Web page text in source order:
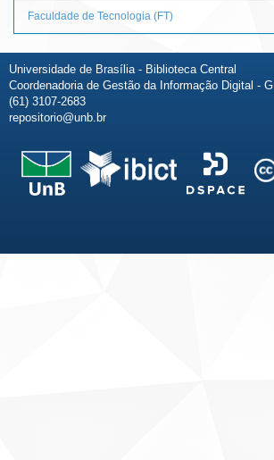
Faculdade de Tecnologia (FT)
Universidade de Brasília - Biblioteca Central
Coordenadoria de Gestão da Informação Digital -
(61) 3107-2683
repositorio@unb.br